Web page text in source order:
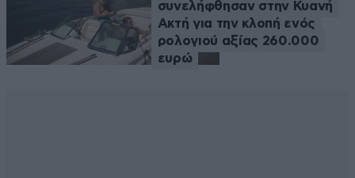
συνελήφθησαν στην Κυανή
Ακτή για την κλοπή ενός
ρολογιού αξίας 260.000
ευρώ